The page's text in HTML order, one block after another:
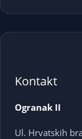
Kontakt
Ogranak II
Ul. Hrvatskih